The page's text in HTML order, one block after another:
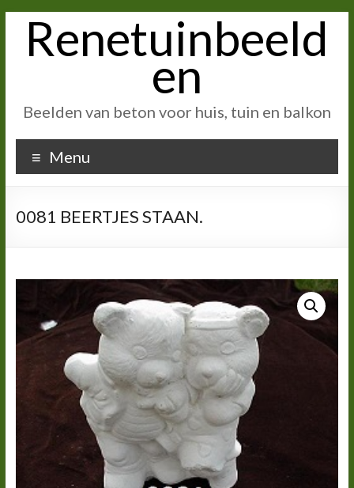
inhoudRenetuinbeeld
en
Beelden van beton voor huis, tuin en balkon
Menu
0081 BEERTJES STAAN.